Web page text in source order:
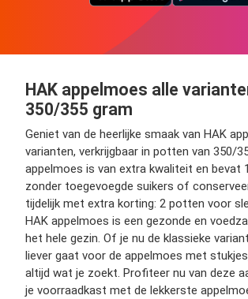
HAK appelmoes alle
350/355 gram
Geniet van de heerlijke smaak van HAK
varianten, verkrijgbaar in potten van 350/
appelmoes is van extra kwaliteit en bevat
zonder toegevoegde suikers of
tijdelijk met extra korting: 2 potten voor
HAK appelmoes is een gezonde en
het hele gezin. Of je nu de klassieke
liever gaat voor de appelmoes met
altijd wat je zoekt. Profiteer nu van deze
je voorraadkast met de lekkerste